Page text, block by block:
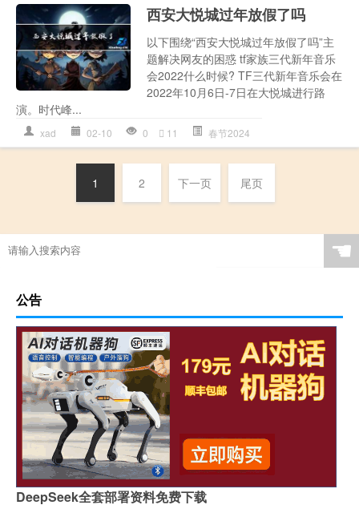
西安大悦城过年放假了吗
以下围绕“西安大悦城过年放假了吗”主
题解决网友的困惑 tf家族三代新年音乐
会2022什么时候? TF三代新年音乐会在
2022年10月6日-7日在大悦城进行路
演。时代峰...
xad 02-10 0 11 春节2024
1 2 下一页 尾页
☚
公告
DeepSeek全套部署资料免费下载